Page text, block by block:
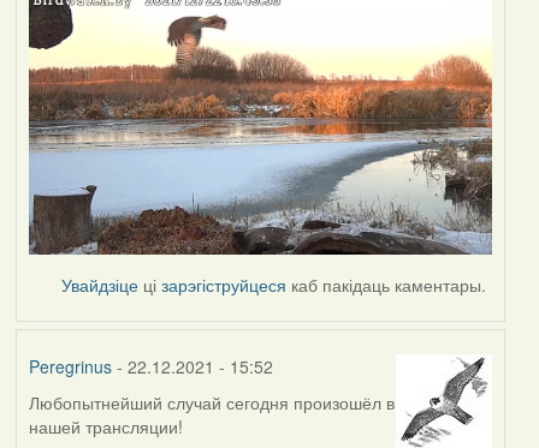
Увайдзіце цізарэгіструйцеся каб пакідаць каментары.
Peregrinus- 22.12.2021 - 15:52
Любопытнейший случай сегодня произошёл в
нашей трансляции!